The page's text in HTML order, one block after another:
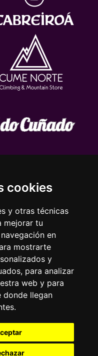
cookies
y otras técnicas
mejorar tu
en
mostrarte
y
para analizar
web y para
donde llegan